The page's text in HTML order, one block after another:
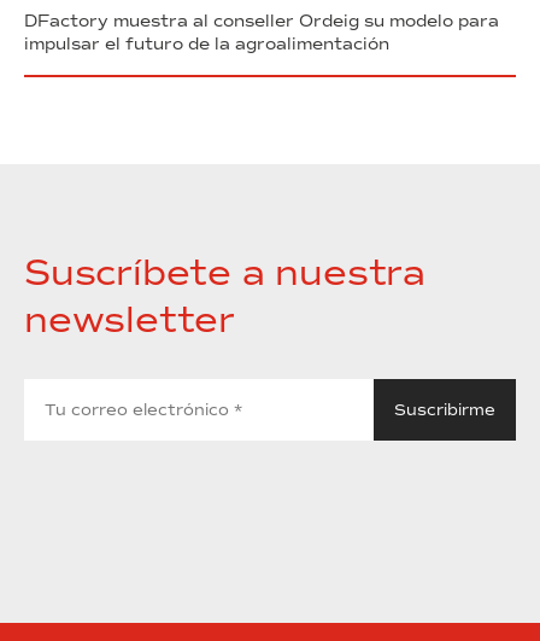
DFactory muestra al conseller Ordeig su modelo para
impulsar el futuro de la agroalimentación
Suscríbete a nuestra
newsletter